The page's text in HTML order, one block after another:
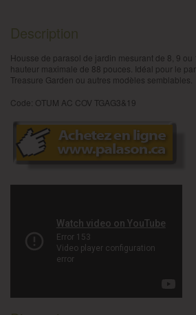
Description
Housse de parasol de jardin mesurant de 8, 9
hauteur maximale de 88 pouces. Idéal pour le
Treasure Garden ou autres modèles semblables.​
Code: OTUM AC COV TGAG3&19